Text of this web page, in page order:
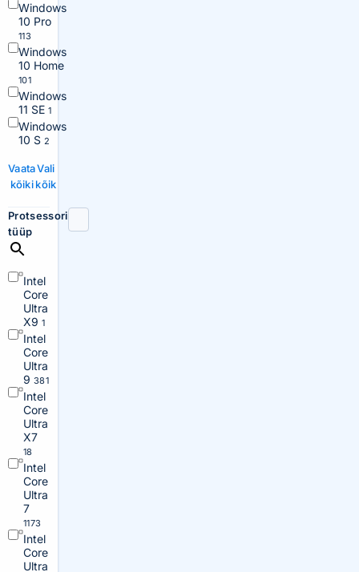
Windows
10 Pro
113
Windows
10 Home
101
Windows
11 SE 1
Windows
10 S 2
Vaata
kõiki
Vali
kõik
Protsessori
tüüp
Intel
Core
Ultra
X91
Intel
Core
Ultra
9 381
Intel
Core
Ultra
X7
18
Intel
Core
Ultra
7
1173
Intel
Core
Ultra